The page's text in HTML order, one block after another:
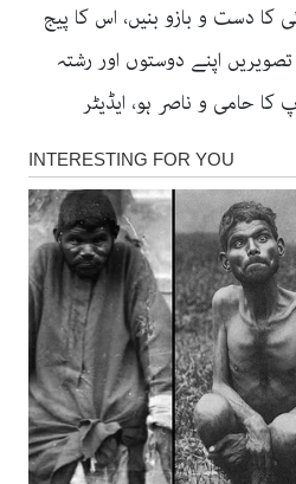
کا دست و بازو بنیں، اس کا پیج
اپنے دوستوں اور رشتہ
کا حامی و ناصر ہو، ایڈیٹر